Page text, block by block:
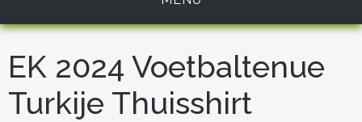
EK 2024 Voetbaltenue
Turkije Thuisshirt